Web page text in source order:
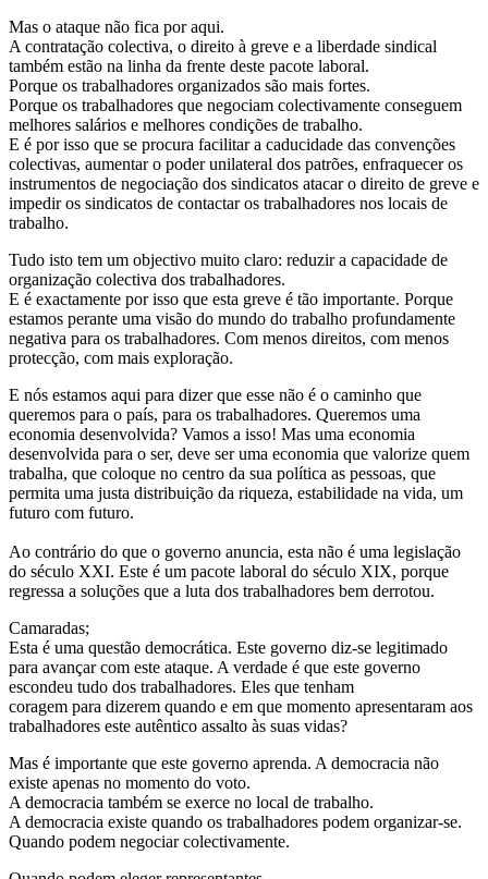
Mas o ataque não fica por aqui.
A contratação colectiva, o direito à greve e a liberdade sindical
também estão na linha da frente deste pacote laboral.
Porque os trabalhadores organizados são mais fortes.
Porque os trabalhadores que negociam colectivamente conseguem
melhores salários e melhores condições de trabalho.
E é por isso que se procura facilitar a caducidade das convenções
colectivas, aumentar o poder unilateral dos patrões, enfraquecer os
instrumentos de negociação dos sindicatos atacar o direito de greve e
impedir os sindicatos de contactar os trabalhadores nos locais de
trabalho.
Tudo isto tem um objectivo muito claro: reduzir a capacidade de
organização colectiva dos trabalhadores.
E é exactamente por isso que esta greve é tão importante. Porque
estamos perante uma visão do mundo do trabalho profundamente
negativa para os trabalhadores. Com menos direitos, com menos
protecção, com mais exploração.
E nós estamos aqui para dizer que esse não é o caminho que
queremos para o país, para os trabalhadores. Queremos uma
economia desenvolvida? Vamos a isso! Mas uma economia
desenvolvida para o ser, deve ser uma economia que valorize quem
trabalha, que coloque no centro da sua política as pessoas, que
permita uma justa distribuição da riqueza, estabilidade na vida, um
futuro com futuro.
Ao contrário do que o governo anuncia, esta não é uma legislação
do século XXI. Este é um pacote laboral do século XIX, porque
regressa a soluções que a luta dos trabalhadores bem derrotou.
Camaradas;
Esta é uma questão democrática. Este governo diz-se legitimado
para avançar com este ataque. A verdade é que este governo
escondeu tudo dos trabalhadores. Eles que tenham
coragem para dizerem quando e em que momento apresentaram aos
trabalhadores este autêntico assalto às suas vidas?
Mas é importante que este governo aprenda. A democracia não
existe apenas no momento do voto.
A democracia também se exerce no local de trabalho.
A democracia existe quando os trabalhadores podem organizar-se.
Quando podem negociar colectivamente.